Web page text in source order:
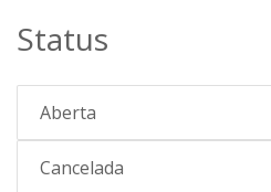
Status
Aberta
Cancelada